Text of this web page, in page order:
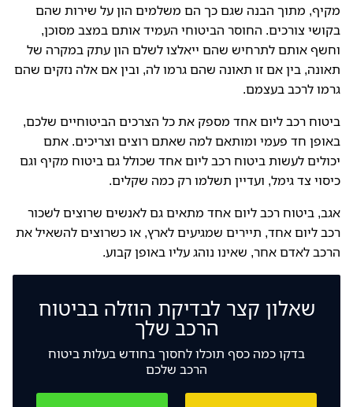
מקיף, מתוך הבנה שגם כך הם משלמים הון על שירות שהם
בקושי צורכים. החוסר הביטוחי העמיד אותם במצב מסוכן,
וחשף אותם לתרחיש שהם ייאלצו לשלם הון עתק במקרה של
תאונה, בין אם זו תאונה שהם גרמו לה, ובין אם אלה נזקים שהם
גרמו לרכב בעצמם.
ביטוח רכב ליום אחד מספק את כל הצרכים הביטוחיים שלכם,
באופן חד פעמי ומותאם למה שאתם רוצים וצריכים. אתם
יכולים לעשות ביטוח רכב ליום אחד שכולל גם ביטוח מקיף וגם
כיסוי צד גימל, ועדיין תשלמו רק כמה שקלים.
אגב, ביטוח רכב ליום אחד מתאים גם לאנשים שרוצים לשכור
רכב ליום אחד, תיירים שמגיעים לארץ, או כשרוצים להשאיל את
הרכב לאדם אחר, שאינו נוהג עליו באופן קבוע.
שאלון קצר לבדיקת הוזלה בביטוח
הרכב שלך
בדקו כמה כסף תוכלו לחסוך בחודש בעלות ביטוח
הרכב שלכם